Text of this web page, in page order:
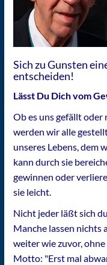
Sich zu Gunsten
entscheiden!
Lässt Du Dich vom
Ob es uns gefällt oder
werden wir alle
unseres Lebens, dem
kann durch sie
gewinnen oder
sie leicht.
Nicht jeder läßt sich
Manche lassen nichts
weiter wie zuvor, ohne
Motto: "Erst mal